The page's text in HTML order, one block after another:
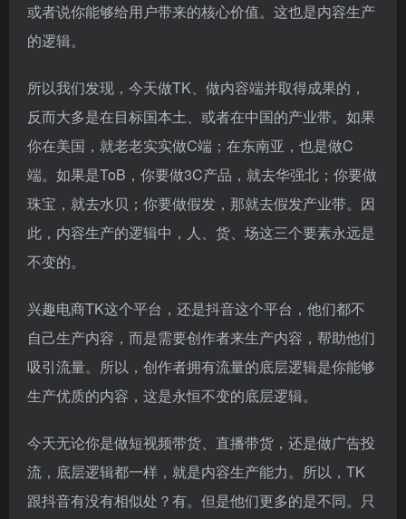
或者说你能够给用户带来的核心价值。这也是内容生产
的逻辑。
所以我们发现，今天做TK、做内容端并取得成果的，
反而大多是在目标国本土、或者在中国的产业带。如果
你在美国，就老老实实做C端；在东南亚，也是做C
端。如果是ToB，你要做3C产品，就去华强北；你要做
珠宝，就去水贝；你要做假发，那就去假发产业带。因
此，内容生产的逻辑中，人、货、场这三个要素永远是
不变的。
兴趣电商TK这个平台，还是抖音这个平台，他们都不
自己生产内容，而是需要创作者来生产内容，帮助他们
吸引流量。所以，创作者拥有流量的底层逻辑是你能够
生产优质的内容，这是永恒不变的底层逻辑。
今天无论你是做短视频带货、直播带货，还是做广告投
流，底层逻辑都一样，就是内容生产能力。所以，TK
跟抖音有没有相似处？有。但是他们更多的是不同。只